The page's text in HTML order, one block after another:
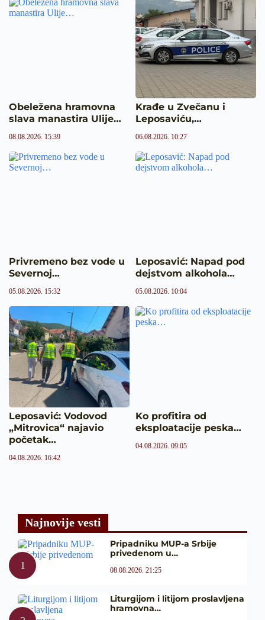
Obeležena hramovna
slava manastira Ulije…
08.08.2026. 15:39
Krađe u Zvečanu i
Leposaviću,…
06.08.2026. 10:27
Privremeno bez vode u
Severnoj…
05.08.2026. 15:32
Leposavić: Napad pod
dejstvom alkohola…
05.08.2026. 10:04
Leposavić: Vodovod
„Mitrovica“ najavio
početak…
04.08.2026. 16:42
Ko profitira od
eksploatacije peska…
04.08.2026. 09:05
Najnovije vesti
Pripadniku MUP-a Srbije
privedenom u…
08.08.2026. 21:25
Liturgijom i litijom proslavljena
hramovna…